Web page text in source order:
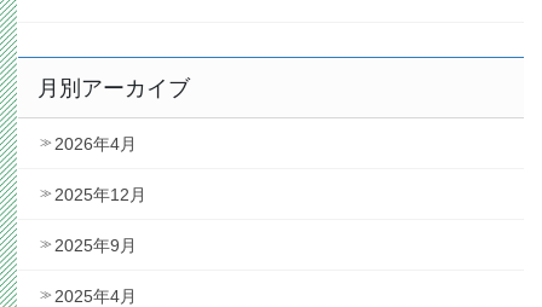
月別アーカイブ
2026年4月
2025年12月
2025年9月
2025年4月